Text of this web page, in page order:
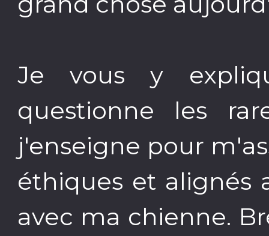
Je vous y
questionne les
j'enseigne pour
éthiques et alignés
avec ma chienne.